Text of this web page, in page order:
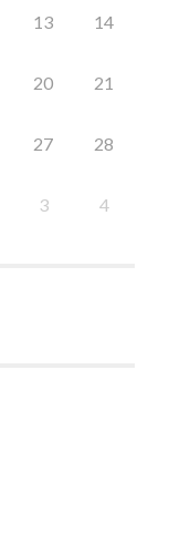
13 14
20 21
27 28
3 4